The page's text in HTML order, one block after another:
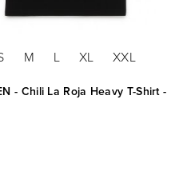
M L XL XXL
- Chili La Roja Heavy T-Shirt -